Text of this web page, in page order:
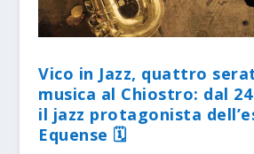
Vico in Jazz, quattro
musica al Chiostro: dal
il jazz protagonista
Equense 🗓